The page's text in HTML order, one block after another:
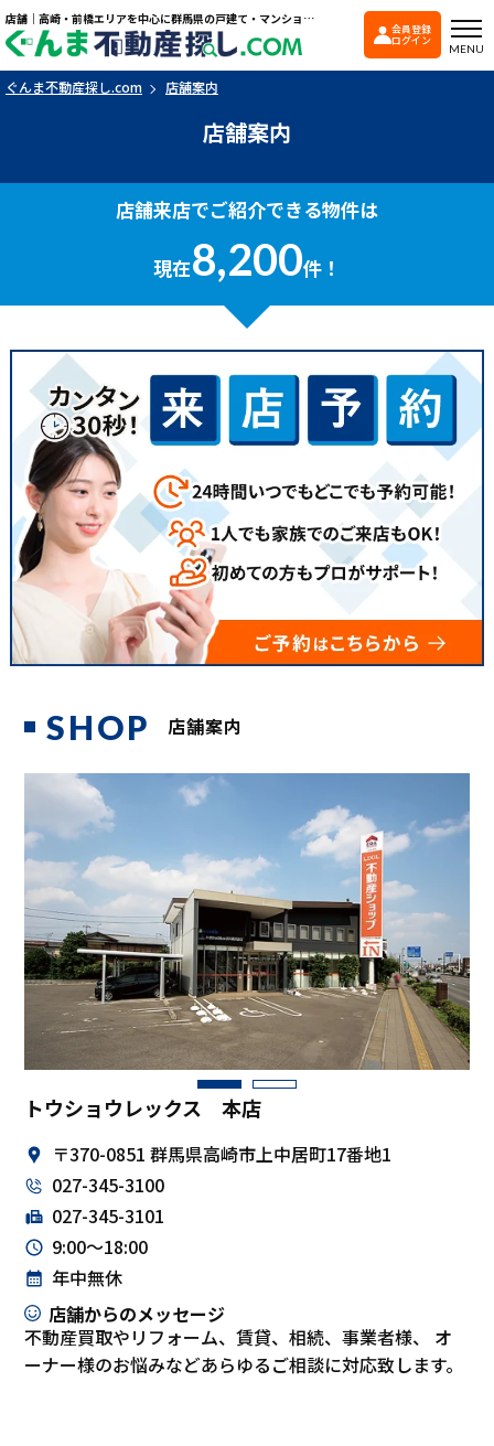
店舗｜高崎・前橋エリアを中心に群馬県の戸建て・マンションを探すなら「ぐんま不動産探し.com」
ぐんま不動産探し
会員登録
ログイン
MENU
ぐんま不動産探し.com 店舗案内
店舗案内
店舗来店でご紹介できる物件は
現在8,200件！
SHOP 店舗案内
トウショウレックス 本店
〒370-0851 群馬県高崎市上中居町17番地1
027-345-3100
027-345-3101
9:00～18:00
年中無休
店舗からのメッセージ
不動産買取やリフォーム、賃貸、相続、事業者様、 オ
ーナー様のお悩みなどあらゆるご相談に対応致します。